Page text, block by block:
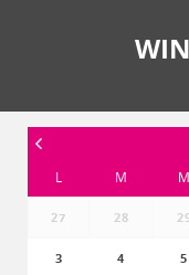
L
M M
27 28
3 4 5